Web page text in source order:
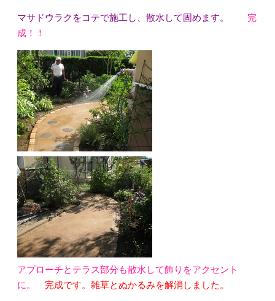
マサドウラクをコテで施工し、散水して固めます。
完
成！！
アプローチとテラス部分も散水して飾りをアクセント
に。
完成です。雑草とぬかるみを解消しました。